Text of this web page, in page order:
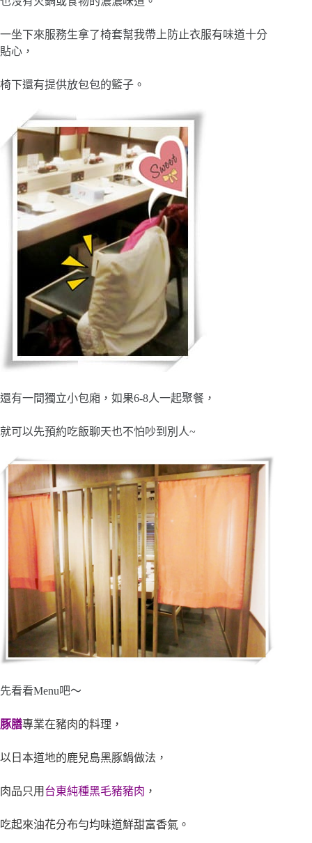
一坐下來服務生拿了椅套幫我帶上防止衣服有味道十分
貼心，
椅下還有提供放包包的籃子。
還有一間獨立小包廂，如果6-8人一起聚餐，
就可以先預約吃飯聊天也不怕吵到別人~
先看看Menu吧～
豚膳專業在豬肉的料理，
以日本道地的鹿兒島黑豚鍋做法，
肉品只用 台東純種黑毛豬豬肉 ，
吃起來油花分布勻均味道鮮甜富香氣。